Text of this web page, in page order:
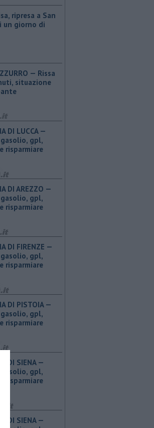
ripresa a San
un giorno di
— Rissa
situazione
DI LUCCA —
gpl,
risparmiare
DI AREZZO —
gpl,
risparmiare
DI FIRENZE —
gpl,
risparmiare
DI PISTOIA —
gpl,
risparmiare
DI SIENA —
gasolio, gpl,
risparmiare
DI SIENA —